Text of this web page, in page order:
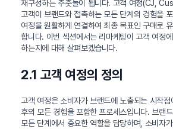
재구성하는 주춧돌이 됩니다. 고객 여정(CJ,
고객이 브랜드와 접촉하는 모든 단계의 경험을
여정을 원활하게 연결하여 최종 목표인 구매로
합니다. 이번 섹션에서는 리마케팅이 고객 여정
하는지에 대해 살펴보겠습니다.
2.1 고객 여정의 정의
고객 여정은 소비자가 브랜드에 노출되는 시작
후의 모든 경험을 포함한 프로세스입니다. 브랜
모든 단계에서 중요한 역할을 담당하며, 소비자